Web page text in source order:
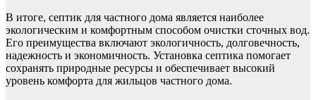
В итоге, септик для частного дома является наиболее
экологическим и комфортным способом очистки сточных вод.
Его преимущества включают экологичность, долговечность,
надежность и экономичность. Установка септика помогает
сохранять природные ресурсы и обеспечивает высокий
уровень комфорта для жильцов частного дома.